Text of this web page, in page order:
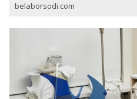
belaborsodi.com